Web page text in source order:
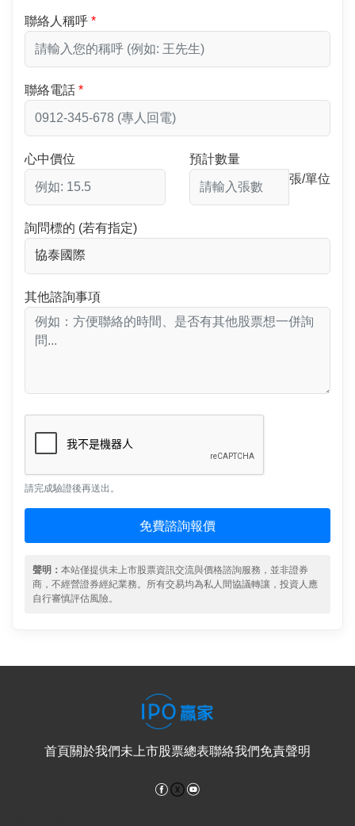
聯絡人稱呼
聯絡電話
心中價位
預計數量
張/單位
詢問標的 (若有指定)
其他諮詢事項
請完成驗證後再送出。
免費諮詢報價
聲明： 本站僅提供未上市股票資訊交流與價格諮詢服務，並非證券
商，不經營證券經紀業務。所有交易均為私人間協議轉讓，投資人應
自行審慎評估風險。
首頁關於我們未上市股票總表聯絡我們免責聲明
Facebook